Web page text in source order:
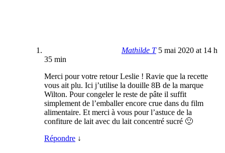
Mathilde T 5 mai 2020 at 14 h
35 min
Merci pour votre retour Leslie ! Ravie que la recette
vous ait plu. Ici j’utilise la douille 8B de la marque
Wilton. Pour congeler le reste de pâte il suffit
simplement de l’emballer encore crue dans du film
alimentaire. Et merci à vous pour l’astuce de la
confiture de lait avec du lait concentré sucré 🙂
Répondre ↓